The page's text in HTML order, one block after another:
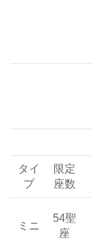
タイ
プ
限定
座数
ミニ
54聖
座